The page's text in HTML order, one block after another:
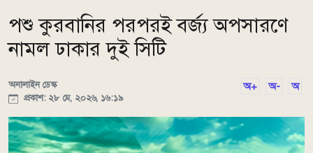
পশু কুরবানির পরপরই বর্জ্য অপসারণে
নামল ঢাকার দুই সিটি
অনালাইন ডেস্ক
প্রকাশ: ২৮ মে, ২০২৬, ১৬:১৯
অ+ অ- অ